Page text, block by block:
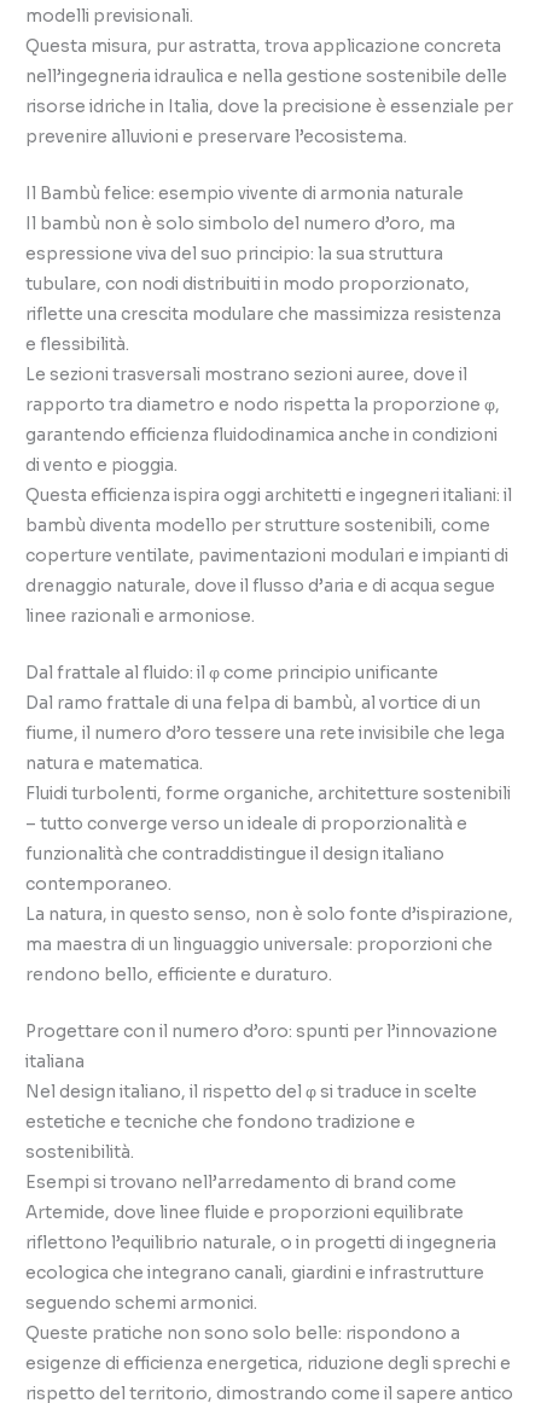
modelli previsionali.
Questa misura, pur astratta, trova applicazione concreta
nell’ingegneria idraulica e nella gestione sostenibile delle
risorse idriche in Italia, dove la precisione è essenziale per
prevenire alluvioni e preservare l’ecosistema.
Il Bambù felice: esempio vivente di armonia naturale
Il bambù non è solo simbolo del numero d’oro, ma
espressione viva del suo principio: la sua struttura
tubulare, con nodi distribuiti in modo proporzionato,
riflette una crescita modulare che massimizza resistenza
e flessibilità.
Le sezioni trasversali mostrano sezioni auree, dove il
rapporto tra diametro e nodo rispetta la proporzione φ,
garantendo efficienza fluidodinamica anche in condizioni
di vento e pioggia.
Questa efficienza ispira oggi architetti e ingegneri italiani: il
bambù diventa modello per strutture sostenibili, come
coperture ventilate, pavimentazioni modulari e impianti di
drenaggio naturale, dove il flusso d’aria e di acqua segue
linee razionali e armoniose.
Dal frattale al fluido: il φ come principio unificante
Dal ramo frattale di una felpa di bambù, al vortice di un
fiume, il numero d’oro tessere una rete invisibile che lega
natura e matematica.
Fluidi turbolenti, forme organiche, architetture sostenibili
– tutto converge verso un ideale di proporzionalità e
funzionalità che contraddistingue il design italiano
contemporaneo.
La natura, in questo senso, non è solo fonte d’ispirazione,
ma maestra di un linguaggio universale: proporzioni che
rendono bello, efficiente e duraturo.
Progettare con il numero d’oro: spunti per l’innovazione
italiana
Nel design italiano, il rispetto del φ si traduce in scelte
estetiche e tecniche che fondono tradizione e
sostenibilità.
Esempi si trovano nell’arredamento di brand come
Artemide, dove linee fluide e proporzioni equilibrate
riflettono l’equilibrio naturale, o in progetti di ingegneria
ecologica che integrano canali, giardini e infrastrutture
seguendo schemi armonici.
Queste pratiche non sono solo belle: rispondono a
esigenze di efficienza energetica, riduzione degli sprechi e
rispetto del territorio, dimostrando come il sapere antico